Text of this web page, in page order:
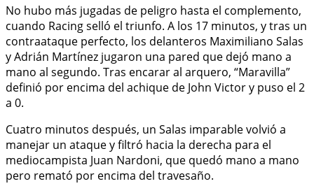
No hubo más jugadas de peligro hasta el complemento,
cuando Racing selló el triunfo. A los 17 minutos, y tras un
contraataque perfecto, los delanteros Maximiliano Salas
y Adrián Martínez jugaron una pared que dejó mano a
mano al segundo. Tras encarar al arquero, “Maravilla”
definió por encima del achique de John Victor y puso el 2
a 0.
Cuatro minutos después, un Salas imparable volvió a
manejar un ataque y filtró hacia la derecha para el
mediocampista Juan Nardoni, que quedó mano a mano
pero remató por encima del travesaño.